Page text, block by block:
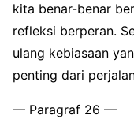
kita benar-benar
refleksi berperan.
ulang kebiasaan
penting dari
— Paragraf 26 —